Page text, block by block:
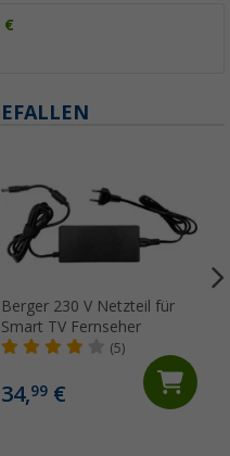
€
Berger 230 V Netzteil für
Smart TV Fernseher
(5)
34,99€